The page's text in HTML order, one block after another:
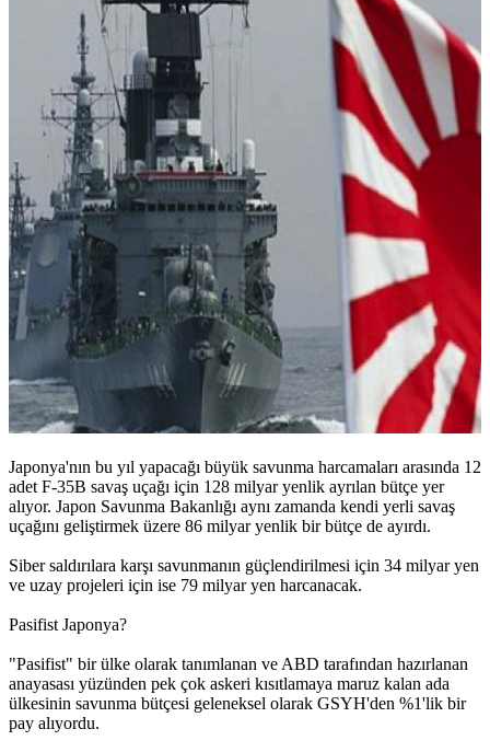
Japonya'nın bu yıl yapacağı büyük savunma harcamaları arasında 12
adet F-35B savaş uçağı için 128 milyar yenlik ayrılan bütçe yer
alıyor. Japon Savunma Bakanlığı aynı zamanda kendi yerli savaş
uçağını geliştirmek üzere 86 milyar yenlik bir bütçe de ayırdı.
Siber saldırılara karşı savunmanın güçlendirilmesi için 34 milyar yen
ve uzay projeleri için ise 79 milyar yen harcanacak.
Pasifist Japonya?
"Pasifist" bir ülke olarak tanımlanan ve ABD tarafından hazırlanan
anayasası yüzünden pek çok askeri kısıtlamaya maruz kalan ada
ülkesinin savunma bütçesi geleneksel olarak GSYH'den %1'lik bir
pay alıyordu.